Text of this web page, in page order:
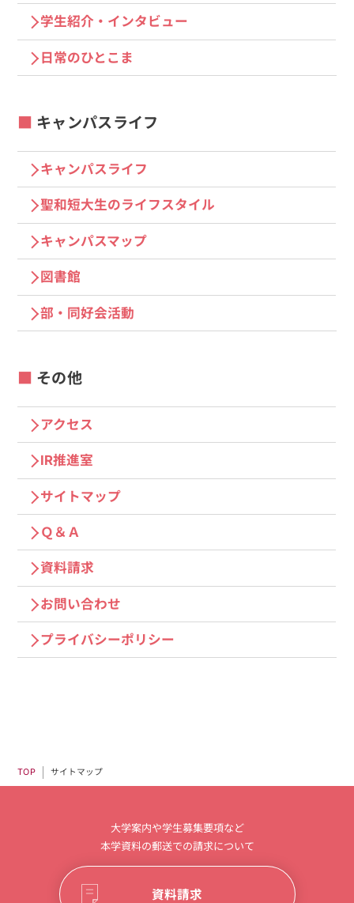
学⽣紹介・インタビュー
⽇常のひとこま
キャンパスライフ
キャンパスライフ
聖和短大生のライフスタイル
キャンパスマップ
図書館
部・同好会活動
その他
アクセス
IR推進室
サイトマップ
Ｑ＆Ａ
資料請求
お問い合わせ
プライバシーポリシー
TOP サイトマップ
大学案内や学生募集要項など
本学資料の郵送での請求について
資料請求